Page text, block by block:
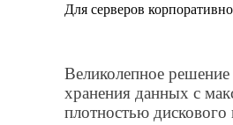
Для серверов
Великолепное решение
хранения данных с
плотностью дискового